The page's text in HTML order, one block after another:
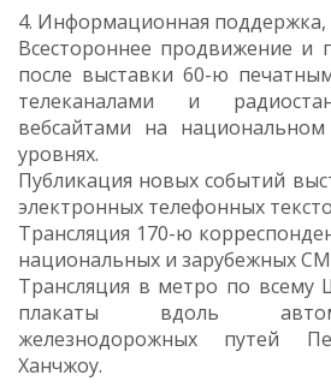
4. Информационная поддержка,
Всестороннее продвижение и
после выставки 60-ю
телеканалами и
вебсайтами на
уровнях.
Публикация новых событий
электронных телефонных
Трансляция 170-ю
национальных и зарубежных
Трансляция в метро по всему
плакаты вдоль
железнодорожных путей
Ханчжоу.